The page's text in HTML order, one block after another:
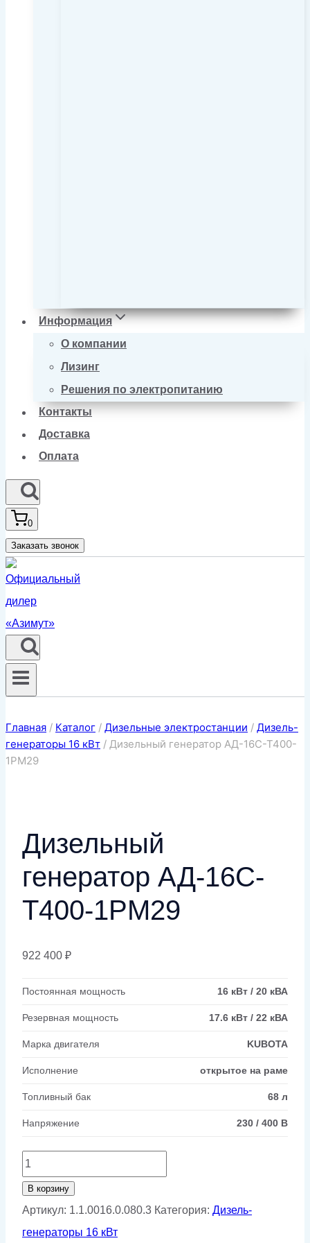
Информация
О компании
Лизинг
Решения по электропитанию
Контакты
Доставка
Оплата
0
Заказать звонок
Главная / Каталог / Дизельные электростанции / Дизель-
генераторы 16 кВт / Дизельный генератор АД-16С-Т400-
1РМ29
Дизельный
генератор АД-16С-
Т400-1РМ29
922 400 ₽
Постоянная мощность 16 кВт / 20 кВА
Резервная мощность 17.6 кВт / 22 кВА
Марка двигателя KUBOTA
Исполнение открытое на раме
Топливный бак 68 л
Напряжение 230 / 400 В
Количество
товара
Дизельный
генератор
В корзину
Артикул: 1.1.0016.0.080.3 Категория: Дизель-
генераторы 16 кВт